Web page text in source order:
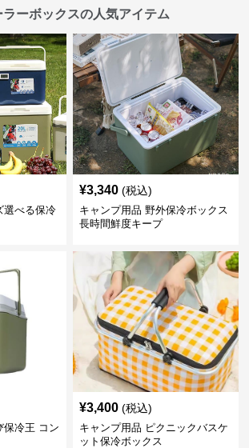
ーボックスの人気アイテム
選べる保冷
¥3,340 (税込)
キャンプ用品 野外保冷ボックス
長時間鮮度キープ
保冷王 コン
¥3,400 (税込)
キャンプ用品 ピクニックバスケ
ット保冷ボックス